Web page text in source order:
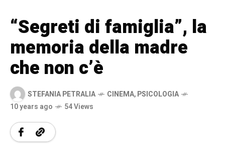
“Segreti di famiglia”, la
memoria della madre
che non c’è
STEFANIA PETRALIA CINEMA,PSICOLOGIA
10 years ago
54 Views